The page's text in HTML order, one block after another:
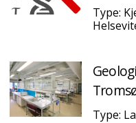
Type:
Type: